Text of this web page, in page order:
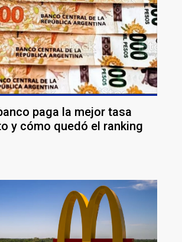
paga la mejor tasa
y cómo quedó el ranking